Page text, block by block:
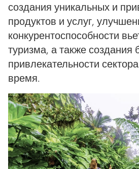
создания уникальных и
продуктов и услуг,
конкурентоспособности
туризма, а также создания
привлекательности
время.